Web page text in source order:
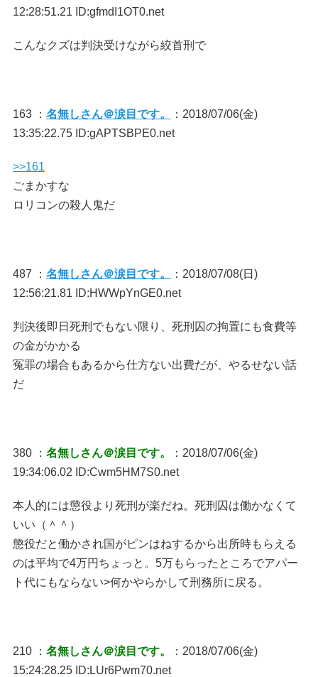
12:28:51.21 ID:gfmdI1OT0.net
こんなクズは判決受けながら絞首刑で
163 ： 名無しさん＠涙目です。
：2018/07/06(金)
13:35:22.75 ID:gAPTSBPE0.net
>>161
ごまかすな
ロリコンの殺人鬼だ
487 ： 名無しさん＠涙目です。
：2018/07/08(日)
12:56:21.81 ID:HWWpYnGE0.net
判決後即日死刑でもない限り、死刑囚の拘置にも食費等
の金がかかる
冤罪の場合もあるから仕方ない出費だが、やるせない話
だ
380 ： 名無しさん＠涙目です。
：2018/07/06(金)
19:34:06.02 ID:Cwm5HM7S0.net
本人的には懲役より死刑が楽だね。死刑囚は働かなくて
いい（＾＾）
懲役だと働かされ国がピンはねするから出所時もらえる
のは平均で4万円ちょっと。5万もらったところでアパー
ト代にもならない>何かやらかして刑務所に戻る。
210 ： 名無しさん＠涙目です。
：2018/07/06(金)
15:24:28.25 ID:LUr6Pwm70.net